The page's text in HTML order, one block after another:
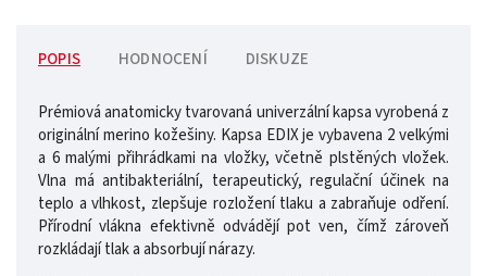
POPIS HODNOCENÍ DISKUZE
Prémiová anatomicky tvarovaná univerzální kapsa vyrobená z
originální merino kožešiny. Kapsa EDIX je vybavena 2 velkými
a 6 malými přihrádkami na vložky, včetně plstěných vložek.
Vlna má antibakteriální, terapeutický, regulační účinek na
teplo a vlhkost, zlepšuje rozložení tlaku a zabraňuje odření.
Přírodní vlákna efektivně odvádějí pot ven, čímž zároveň
rozkládají tlak a absorbují nárazy.